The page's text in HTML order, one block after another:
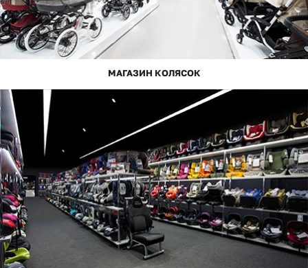
МАГАЗИН КОЛЯСОК